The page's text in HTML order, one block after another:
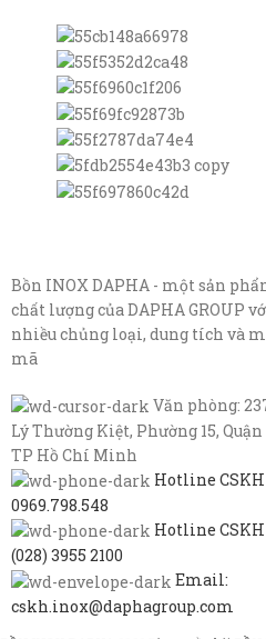
Bồn INOX DAPHA - một sản
chất lượng của DAPHA GROUP
nhiều chủng loại, dung tích và
mã
Văn phòng:
Lý Thường Kiệt, Phường 15, Quận
TP Hồ Chí Minh
Hotline CSKH
0969.798.548
Hotline CSKH
(028) 3955 2100
Email:
cskh.inox@daphagroup.com